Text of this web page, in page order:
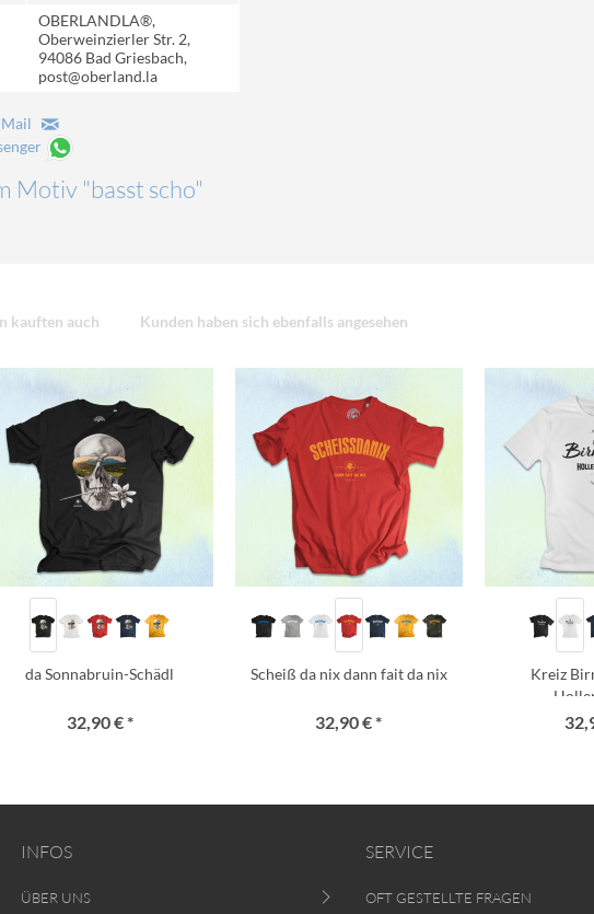
OBERLANDLA®,
Oberweinzierler Str. 2,
94086 Bad Griesbach,
post@oberland.la
Mail
Motiv "basst scho"
kauften auch Kunden haben sich ebenfalls angesehen
da Sonnabruin-Schädl
32,90 € *
Scheiß da nix dann fait da nix
32,90 € *
Kreiz
INFOS
ÜBER UNS
SERVICE
OFT GESTELLTE FRAGEN